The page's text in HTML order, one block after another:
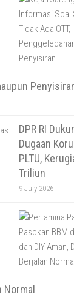
DPR RI
Dugaan
PLTU,
Triliun
9 July 2026
Normal